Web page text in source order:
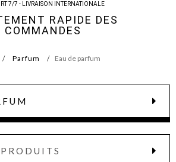
7/7 - LIVRAISON INTERNATIONALE
RAPIDE DES
COMMANDES
Parfum Eau de parfum